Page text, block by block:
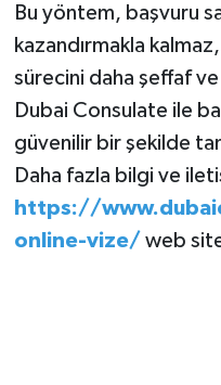
Bu yöntem, başvuru
kazandırmakla
sürecini daha şeffaf
Dubai Consulate ile
güvenilir bir şekilde
Daha fazla bilgi ve
https://
online-vize/ web